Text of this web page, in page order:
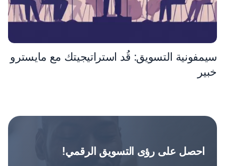
سيمفونية التسويق: قُد استراتيجيتك مع مايسترو
خبير
احصل على رؤى التسويق الرقمي!